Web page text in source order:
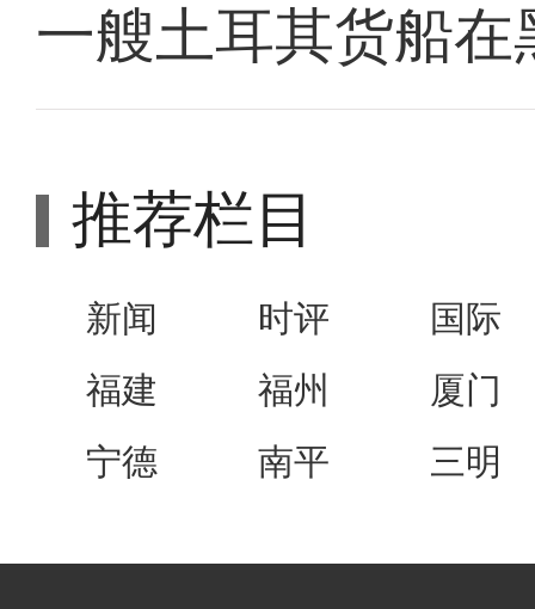
一艘土耳其货船
推荐栏目
新闻 时评
国际
福建
福州
厦门
宁德
南平 三明